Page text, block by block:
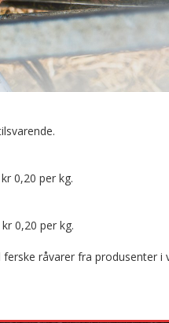
0,20 per kg.
0,20 per kg.
råvarer fra produsenter i